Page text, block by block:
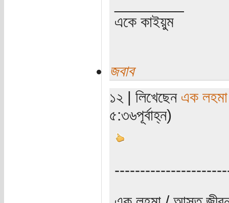
একে কাইয়ুম
জবাব
১২ | লিখেছেন এক লহমা
৫:৩৬পূর্বাহ্ন)